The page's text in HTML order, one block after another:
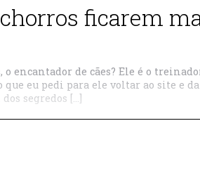
ficarem
encantador de cães? Ele é o
que eu pedi para ele voltar ao site e
segredos […]